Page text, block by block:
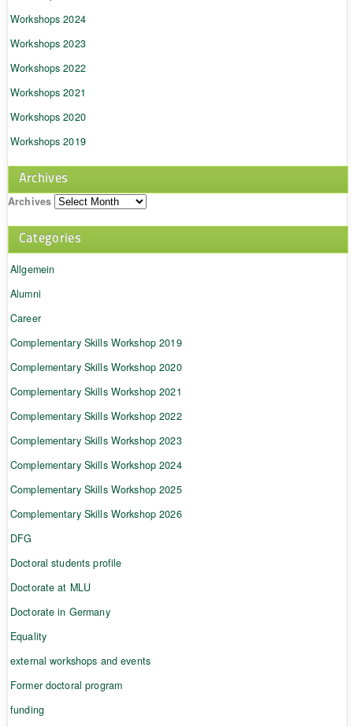
Workshops 2024
Workshops 2023
Workshops 2022
Workshops 2021
Workshops 2020
Workshops 2019
Archives
Archives
Categories
Allgemein
Alumni
Career
Complementary Skills Workshop 2019
Complementary Skills Workshop 2020
Complementary Skills Workshop 2021
Complementary Skills Workshop 2022
Complementary Skills Workshop 2023
Complementary Skills Workshop 2024
Complementary Skills Workshop 2025
Complementary Skills Workshop 2026
DFG
Doctoral students profile
Doctorate at MLU
Doctorate in Germany
Equality
external workshops and events
Former doctoral program
funding